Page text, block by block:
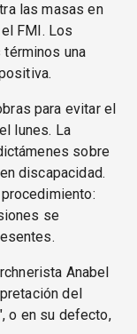
las masas en
FMI. Los
una
para evitar el
lunes. La
sobre
discapacidad.
se
Anabel
del
o en su defecto,